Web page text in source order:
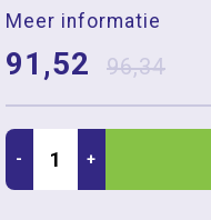
Meer informatie
91,52 96,34
- +